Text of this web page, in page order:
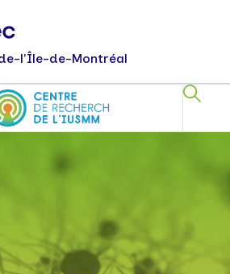
l'Île-de-Montréal